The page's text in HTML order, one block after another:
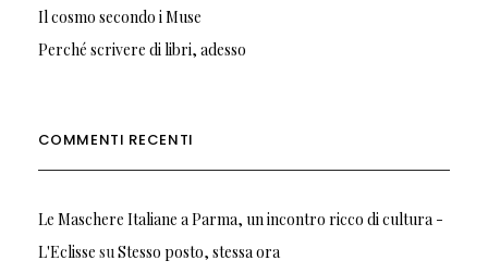
Il cosmo secondo i Muse
Perché scrivere di libri, adesso
COMMENTI RECENTI
Le Maschere Italiane a Parma, un incontro ricco di cultura -
L'Eclisse suStesso posto, stessa ora